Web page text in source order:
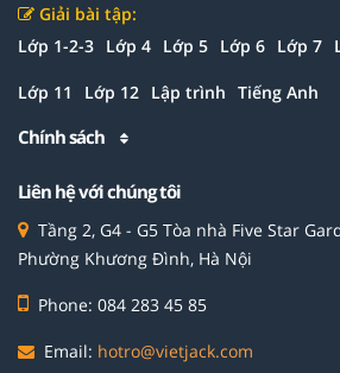
Giải bài tập:
Lớp 1-2-3 Lớp 4 Lớp 5 Lớp 6 Lớp 7
Lớp 11 Lớp 12 Lập trình Tiếng Anh
Chính sách
Liên hệ với chúng tôi
Tầng 2, G4 - G5 Tòa nhà Five Star
Phường Khương Đình, Hà Nội
Phone: 084 283 45 85
Email: hotro@vietjack.com